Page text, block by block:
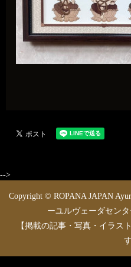
-->
Copyright © ROPANA JAPAN
ーユルヴェーダセンタ
【掲載の記事・写真・イラス